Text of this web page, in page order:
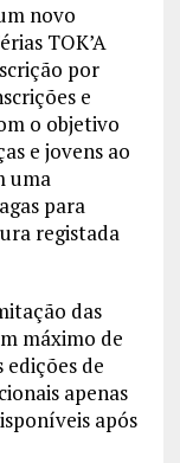
novo
TOK’A
por
e
o objetivo
e jovens ao
uma
para
registada
das
máximo de
de
apenas
após